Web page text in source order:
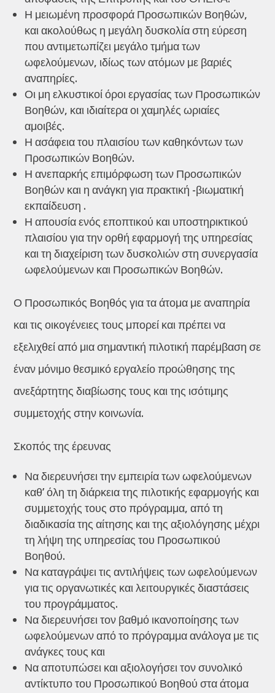
Η μειωμένη προσφορά Προσωπικών Βοηθών,
και ακολούθως η μεγάλη δυσκολία στη εύρεση
που αντιμετωπίζει μεγάλο τμήμα των
ωφελούμενων, ιδίως των ατόμων με βαριές
αναπηρίες.
Οι μη ελκυστικοί όροι εργασίας των Προσωπικών
Βοηθών, και ιδιαίτερα οι χαμηλές ωριαίες
αμοιβές.
Η ασάφεια του πλαισίου των καθηκόντων των
Προσωπικών Βοηθών.
Η ανεπαρκής επιμόρφωση των Προσωπικών
Βοηθών και η ανάγκη για πρακτική -βιωματική
εκπαίδευση .
Η απουσία ενός εποπτικού και υποστηρικτικού
πλαισίου για την ορθή εφαρμογή της υπηρεσίας
και τη διαχείριση των δυσκολιών στη συνεργασία
ωφελούμενων και Προσωπικών Βοηθών.
Ο Προσωπικός Βοηθός για τα άτομα με αναπηρία
και τις οικογένειες τους μπορεί και πρέπει να
εξελιχθεί από μια σημαντική πιλοτική παρέμβαση σε
έναν μόνιμο θεσμικό εργαλείο προώθησης της
ανεξάρτητης διαβίωσης τους και της ισότιμης
συμμετοχής στην κοινωνία.
Σκοπός της έρευνας
Να διερευνήσει την εμπειρία των ωφελούμενων
καθ’ όλη τη διάρκεια της πιλοτικής εφαρμογής και
συμμετοχής τους στο πρόγραμμα, από τη
διαδικασία της αίτησης και της αξιολόγησης μέχρι
τη λήψη της υπηρεσίας του Προσωπικού
Βοηθού.
Να καταγράψει τις αντιλήψεις των ωφελούμενων
για τις οργανωτικές και λειτουργικές διαστάσεις
του προγράμματος.
Να διερευνήσει τον βαθμό ικανοποίησης των
ωφελούμενων από το πρόγραμμα ανάλογα με τις
ανάγκες τους και
Να αποτυπώσει και αξιολογήσει τον συνολικό
αντίκτυπο του Προσωπικού Βοηθού στα άτομα